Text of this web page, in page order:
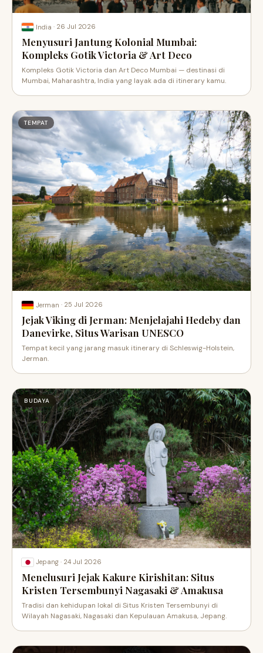
India · 26 Jul 2026
Menyusuri Jantung Kolonial Mumbai:
Kompleks Gotik Victoria & Art Deco
Kompleks Gotik Victoria dan Art Deco Mumbai — destinasi di
Mumbai, Maharashtra, India yang layak ada di itinerary kamu.
TEMPAT
Jerman · 25 Jul 2026
Jejak Viking di Jerman: Menjelajahi Hedeby dan
Danevirke, Situs Warisan UNESCO
Tempat kecil yang jarang masuk itinerary di Schleswig-Holstein,
Jerman.
BUDAYA
Jepang · 24 Jul 2026
Menelusuri Jejak Kakure Kirishitan: Situs
Kristen Tersembunyi Nagasaki & Amakusa
Tradisi dan kehidupan lokal di Situs Kristen Tersembunyi di
Wilayah Nagasaki, Nagasaki dan Kepulauan Amakusa, Jepang.